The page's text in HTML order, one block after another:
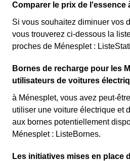
Comparer le prix de l'essence
Si vous souhaitez diminuer vos
vous trouverez ci-dessous la
proches de Ménesplet :
Bornes de recharge pour les
utilisateurs de voitures
à Ménesplet, vous avez peut-
utiliser une voiture électrique et
aux bornes potentiellement
Ménesplet : ListeBornes.
Les initiatives mises en place